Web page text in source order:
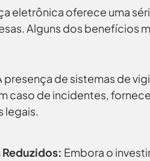
eletrônica oferece uma
Alguns dos benefícios
presença de sistemas de
caso de incidentes,
legais.
Embora o